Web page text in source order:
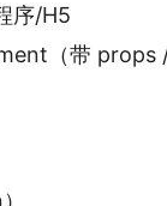
序/H5
（带 props /